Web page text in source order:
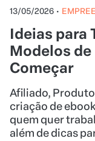
13/05/2026 •
Ideias para
Modelos
Começar
Afiliado,
criação de
quem quer
além de dicas